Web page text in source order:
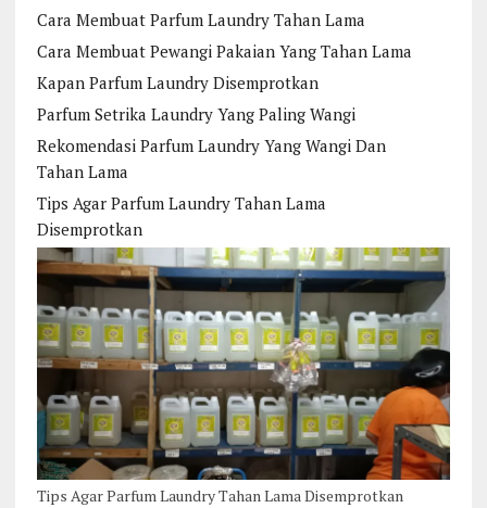
Cara Membuat Parfum Laundry Tahan Lama
Cara Membuat Pewangi Pakaian Yang Tahan Lama
Kapan Parfum Laundry Disemprotkan
Parfum Setrika Laundry Yang Paling Wangi
Rekomendasi Parfum Laundry Yang Wangi Dan
Tahan Lama
Tips Agar Parfum Laundry Tahan Lama
Disemprotkan
Tips Agar Parfum Laundry Tahan Lama Disemprotkan